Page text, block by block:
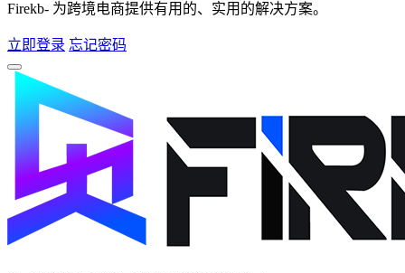
Firekb- 为跨境电商提供有用的、实用的解决方案。
立即登录 忘记密码